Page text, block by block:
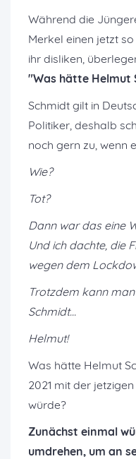
Während die
Merkel einen jetzt
ihr disliken,
"Was hätte Helmut
Schmidt gilt in
Politiker, deshalb
noch gern zu, wenn
Wie?
Tot?
Dann war das eine
Und ich dachte, die
wegen dem
Trotzdem kann
Schmidt...
Helmut!
Was hätte Helmut
2021 mit der
würde?
Zunächst einmal
umdrehen, um an